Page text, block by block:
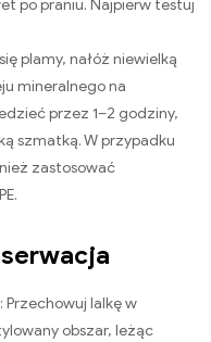
po praniu. Najpierw testuj
plamy, nałóż niewielką
mineralnego na
przez 1–2 godziny,
szmatką. W przypadku
zastosować
: Przechowuj lalkę w
obszar, leżąc